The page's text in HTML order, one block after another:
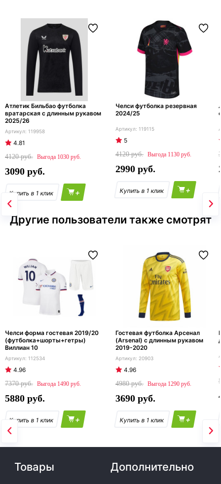
Атлетик Бильбао футболка
вратарская с длинным рукавом
2025/26
119958
4.81
4120
1030
3090
+
Челси футболка резервная
2024/25
119115
5
4120
1130
2990
+
Другие пользователи также смотрят
Челси форма гостевая 2019/20
(футболка+шорты+гетры)
Виллиан 10
112534
4.96
7370
1490
5880
+
Гостевая футболка Арсенал
(Arsenal) с длинным рукавом
2019-2020
20903
4.96
4980
1290
3690
+
Товары Дополнительно